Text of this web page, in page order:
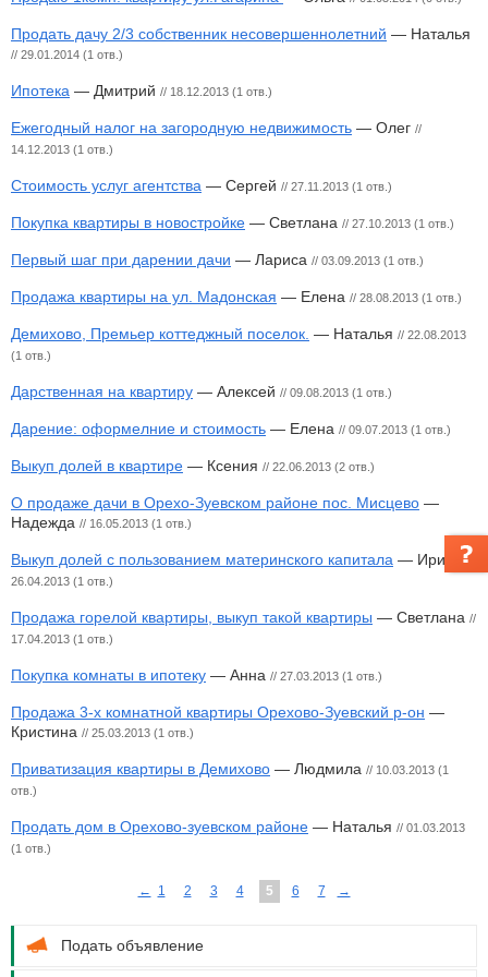
Продать дачу 2/3 собственник несовершеннолетний — Наталья
// 29.01.2014 (1 отв.)
Ипотека — Дмитрий // 18.12.2013 (1 отв.)
Ежегодный налог на загородную недвижимость — Олег //
14.12.2013 (1 отв.)
Стоимость услуг агентства — Сергей // 27.11.2013 (1 отв.)
Покупка квартиры в новостройке — Светлана // 27.10.2013 (1 отв.)
Первый шаг при дарении дачи — Лариса // 03.09.2013 (1 отв.)
Продажа квартиры на ул. Мадонская — Елена // 28.08.2013 (1 отв.)
Демихово, Премьер коттеджный поселок. — Наталья // 22.08.2013
(1 отв.)
Дарственная на квартиру — Алексей // 09.08.2013 (1 отв.)
Дарение: оформелние и стоимость — Елена // 09.07.2013 (1 отв.)
Выкуп долей в квартире — Ксения // 22.06.2013 (2 отв.)
О продаже дачи в Орехо-Зуевском районе пос. Мисцево —
Надежда // 16.05.2013 (1 отв.)
Выкуп долей с пользованием материнского капитала — Ирина
//
26.04.2013 (1 отв.)
Продажа горелой квартиры, выкуп такой квартиры — Светлана //
17.04.2013 (1 отв.)
Покупка комнаты в ипотеку — Анна // 27.03.2013 (1 отв.)
Продажа 3-х комнатной квартиры Орехово-Зуевский р-он —
Кристина // 25.03.2013 (1 отв.)
Приватизация квартиры в Демихово — Людмила // 10.03.2013 (1
отв.)
Продать дом в Орехово-зуевском районе — Наталья // 01.03.2013
(1 отв.)
← 1 2 3 4 5 6 7 →
Подать объявление